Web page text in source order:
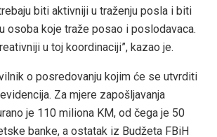
biti aktivniji u traženju posla i biti
osoba koje traže posao i poslodavaca.
u toj koordinaciji”, kazao je.
o posredovanju kojim će se utvrditi
Za mjere zapošljavanja
je 110 miliona KM, od čega je 50
banke, a ostatak iz Budžeta FBiH